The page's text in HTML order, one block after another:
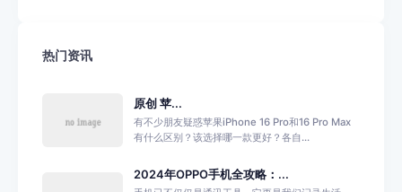
热门资讯
原创 苹...
有不少朋友疑惑苹果iPhone 16 Pro和16 Pro Max
有什么区别？该选择哪一款更好？各自...
2024年OPPO手机全攻略：...